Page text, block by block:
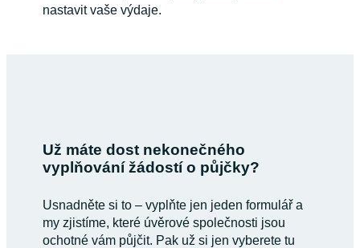
nastavit vaše výdaje.
Už máte dost nekonečného
vyplňování žádostí o půjčky?
Usnadněte si to – vyplňte jen jeden formulář a
my zjistíme, které úvěrové společnosti jsou
ochotné vám půjčit. Pak už si jen vyberete tu